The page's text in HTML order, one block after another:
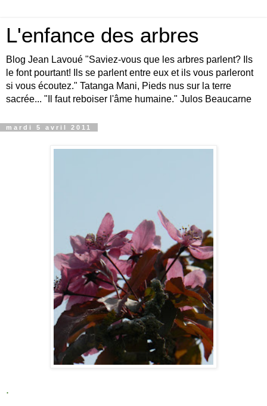
L'enfance des arbres
Blog Jean Lavoué "Saviez-vous que les arbres parlent? Ils
le font pourtant! Ils se parlent entre eux et ils vous parleront
si vous écoutez." Tatanga Mani, Pieds nus sur la terre
sacrée... "Il faut reboiser l'âme humaine." Julos Beaucarne
mardi 5 avril 2011
.